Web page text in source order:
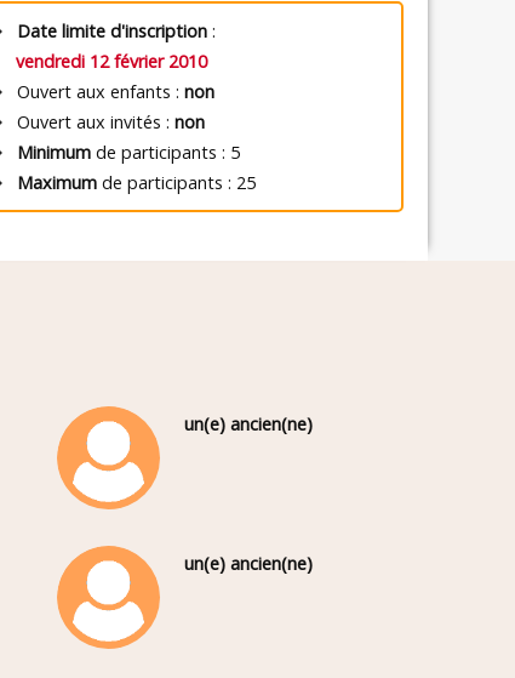
Date limite d'inscription:
vendredi 12 février 2010
Ouvert aux enfants : non
Ouvert aux invités : non
Minimumde participants : 5
Maximumde participants : 25
un(e) ancien(ne)
un(e) ancien(ne)